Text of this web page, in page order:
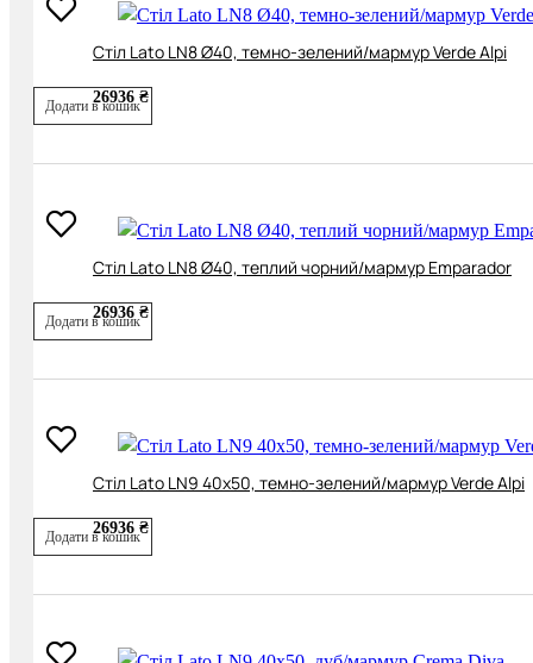
Cтіл Lato LN8 Ø40, темно-зелений/мармур Verde Alpi
26936 ₴
Додати в кошик
Cтіл Lato LN8 Ø40, теплий чорний/мармур Emparador
26936 ₴
Додати в кошик
Cтіл Lato LN9 40x50, темно-зелений/мармур Verde Alpi
26936 ₴
Додати в кошик